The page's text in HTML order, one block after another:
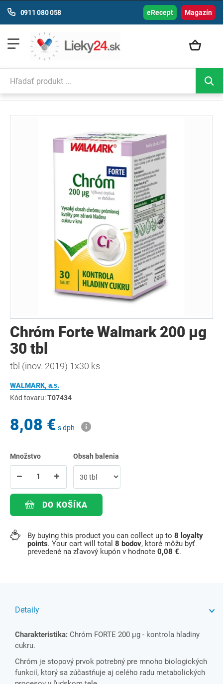
Magazín
0911 080 058 eRecept
Chróm Forte Walmark 200 µg
30 tbl
tbl (inov. 2019) 1x30 ks
WALMARK, a.s.
Kód tovaru:T07434
8,08 € s dph
Množstvo Obsah balenia
DO KOŠÍKA
By buying this product you can collect up to 8 loyalty
points. Your cart will total 8 bodov, ktoré môžu byť
prevedené na zľavový kupón v hodnote 0,08 €.
Detaily
Charakteristika: Chróm FORTE 200 µg - kontrola hladiny
cukru.
Chróm je stopový prvok potrebný pre mnoho biologických
funkcií, ktorý sa zúčastňuje aj celého radu metabolických